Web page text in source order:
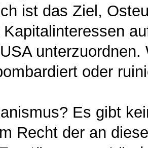
ist das Ziel,
oder
Es gibt
Recht der an